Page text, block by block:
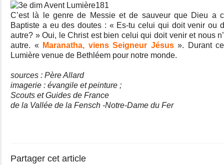
C’est là le genre de Messie et de sauveur que Dieu a
Baptiste a eu des doutes : « Es-tu celui qui doit venir ou
autre? » Oui, le Christ est bien celui qui doit venir et nous
autre. «
Maranatha, viens Seigneur Jésus». Durant
Lumière venue de Bethléem pour notre monde.
sources : Père Allard
imagerie : évangile et peinture ;
Scouts et Guides de France
de la Vallée de la Fensch -Notre-Dame du Fer
Partager cet article